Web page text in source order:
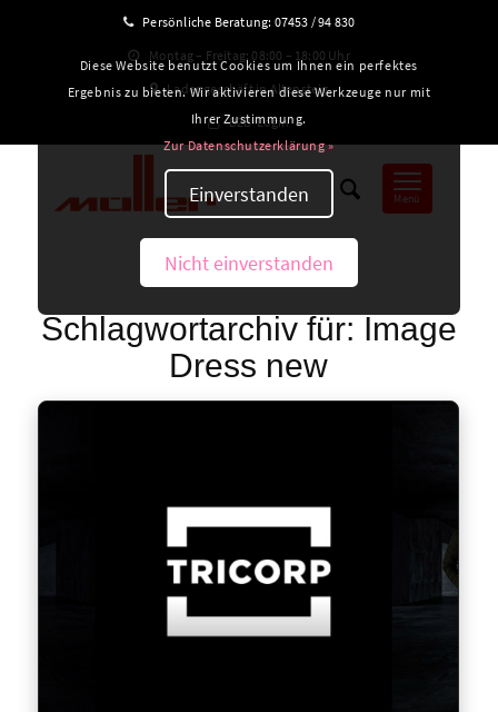
Persönliche Beratung: 07453 / 94 830
Montag – Freitag: 08:00 – 18:00 Uhr
Ladengeschäft in Altensteig
B2B-Login
Menü
Schlagwortarchiv für: Image
Dress new
Diese Website benutzt Cookies um Ihnen ein perfektes
Ergebnis zu bieten. Wir aktivieren diese Werkzeuge nur mit
Ihrer Zustimmung.
Zur Datenschutzerklärung »
Einverstanden
Nicht einverstanden